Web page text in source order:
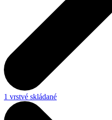
1 vrstvé skládané